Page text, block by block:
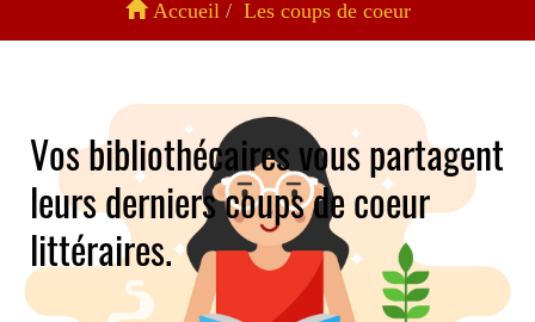
Accueil Les coups de coeur
Vos bibliothécaires vous partagent
leurs derniers coups de coeur
littéraires.